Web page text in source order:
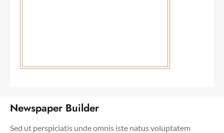
Newspaper Builder
Sed ut perspiciatis unde omnis iste natus voluptatem